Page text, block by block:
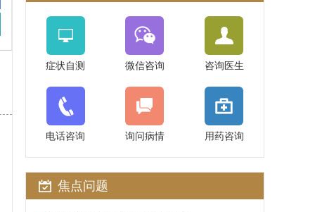
黄进华
主任医师
专业擅长：长沙中科
授研究生导师中国中
症状自测 微信咨询 咨询医生
电话咨询 询问病情 用药咨询
焦点问题